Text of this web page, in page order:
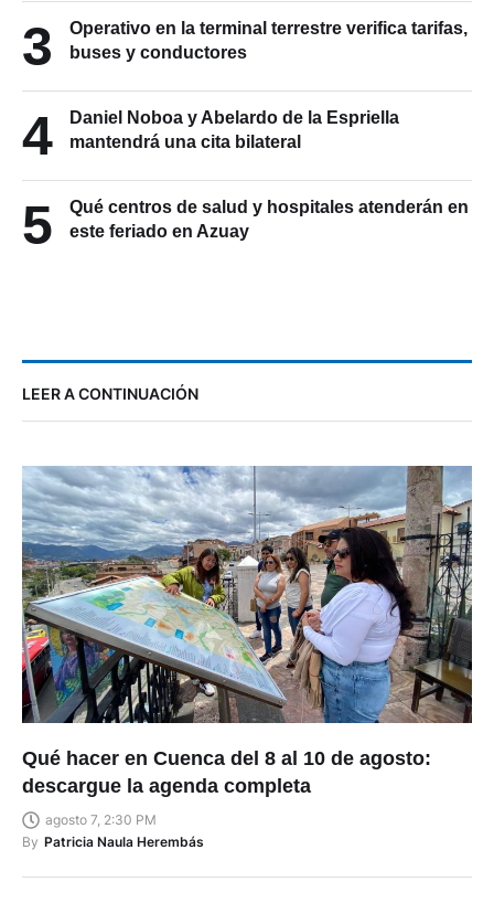
3
Operativo en la terminal terrestre verifica tarifas,
buses y conductores
4
Daniel Noboa y Abelardo de la Espriella
mantendrá una cita bilateral
5
Qué centros de salud y hospitales atenderán en
este feriado en Azuay
LEER A CONTINUACIÓN
Qué hacer en Cuenca del 8 al 10 de agosto:
descargue la agenda completa
agosto 7, 2:30 PM
By Patricia Naula Herembás